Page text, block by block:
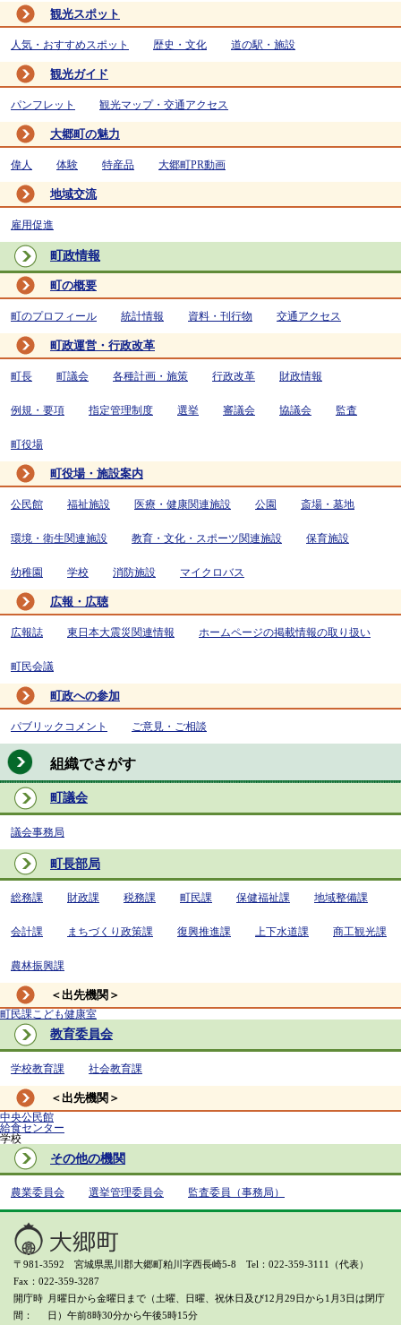
観光スポット
人気・おすすめスポット 歴史・文化 道の駅・施設
観光ガイド
パンフレット 観光マップ・交通アクセス
大郷町の魅力
偉人 体験 特産品 大郷町PR動画
地域交流
雇用促進
町政情報
町の概要
町のプロフィール 統計情報 資料・刊行物 交通アクセス
町政運営・行政改革
町長 町議会 各種計画・施策 行政改革 財政情報
例規・要項 指定管理制度 選挙 審議会 協議会 監査
町役場
町役場・施設案内
公民館 福祉施設 医療・健康関連施設 公園 斎場・墓地
環境・衛生関連施設 教育・文化・スポーツ関連施設 保育施設
幼稚園 学校 消防施設 マイクロバス
広報・広聴
広報誌 東日本大震災関連情報 ホームページの掲載情報の取り扱い
町民会議
町政への参加
パブリックコメント ご意見・ご相談
組織でさがす
町議会
議会事務局
町長部局
総務課 財政課 税務課 町民課 保健福祉課 地域整備課
会計課 まちづくり政策課 復興推進課 上下水道課 商工観光課
農林振興課
＜出先機関＞
町民課こども健康室
教育委員会
学校教育課 社会教育課
＜出先機関＞
中央公民館
給食センター
学校
その他の機関
農業委員会 選挙管理委員会 監査委員（事務局）
〒981-3592 宮城県黒川郡大郷町粕川字西長崎5-8 Tel：022-359-3111（代表）
Fax：022-359-3287
開庁時
間
月曜日から金曜日まで（土曜、日曜、祝休日及び12月29日から1月3日は閉庁
日） 午前8時30分から午後5時15分